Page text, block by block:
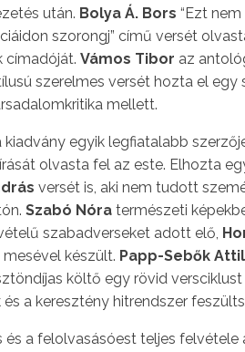
után. Bolya Á. Bors “Ezt
szorongj” című versét
címadóját. Vámos Tibor az
szerelmes versét hozta el egy
mellett.
kiadvány egyik legfiatalabb
olvasta fel az este. Elhozta
versét is, aki nem tudott
Szabó Nóra természeti
szabadverseket adott elő,
készült. Papp-Sebők
költő egy rövid
a keresztény hitrendszer
a felolvasásóest teljes felvétele